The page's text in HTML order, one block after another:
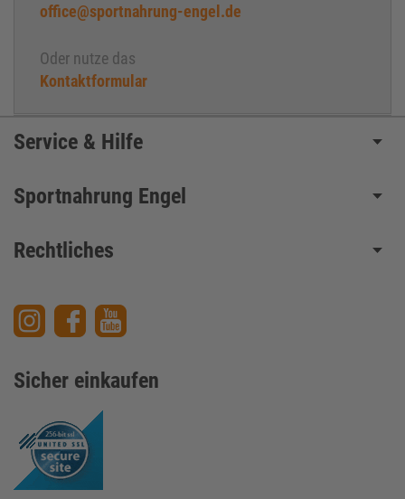
office@sportnahrung-engel.de
Oder nutze das
Kontaktformular
Service & Hilfe
Sportnahrung Engel
Rechtliches
Sicher einkaufen